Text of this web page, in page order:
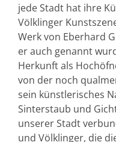
jede Stadt hat ihre
Völklinger
Werk von Eberhard
er auch genannt
Herkunft als
von der noch
sein künstlerisches
Sinterstaub und
unserer Stadt
und Völklinger, die